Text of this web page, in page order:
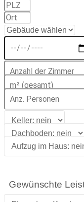
Gewünschte